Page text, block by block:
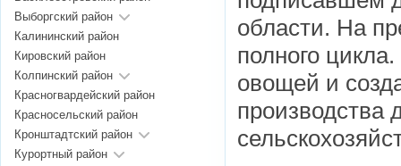
области. На
полного
овощей и
производства
Выборгский район
Калининский район
Кировский район
Колпинский район
Красногвардейский район
Красносельский район
Кронштадтский район
Курортный район